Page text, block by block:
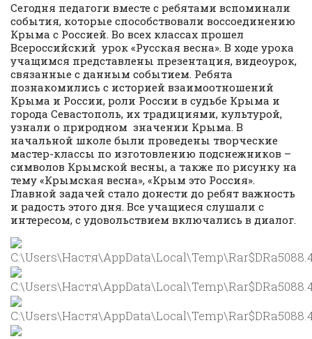
Сегодня педагоги вместе с ребятами вспоминали
события, которые способствовали воссоединению
Крыма с Россией. Во всех классах прошел
Всероссийский урок «Русская весна». В ходе урока
учащимся представлены презентация, видеоурок,
связанные с данным событием. Ребята
познакомились с историей взаимоотношений
Крыма и России, роли России в судьбе Крыма и
города Севастополь, их традициями, культурой,
узнали о природном значении Крыма. В
начальной школе были проведены творческие
мастер-классы по изготовлению подснежников –
символов Крымской весны, а также по рисунку на
тему «Крымская весна», «Крым это Россия».
Главной задачей стало донести до ребят важность
и радость этого дня. Все учащиеся слушали с
интересом, с удовольствием включались в диалог.